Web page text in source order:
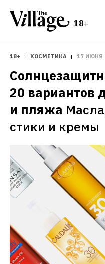
18+
18+ КОСМЕТИКА 17 ИЮНЯ
20 вариантов
и пляжа
стики и кремы